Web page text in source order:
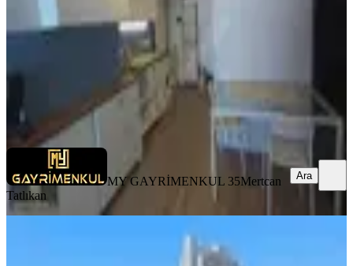
24.000 ₺
MY GAYRİMENKUL 35 Mertcan Tatlıkan
MY GAYRİMENKUL 35Mertcan
Tatlıkan
Ara
Point Residence Kiralık Eşyalı 26. Kat
Deniz Cephe 1+1 Daire